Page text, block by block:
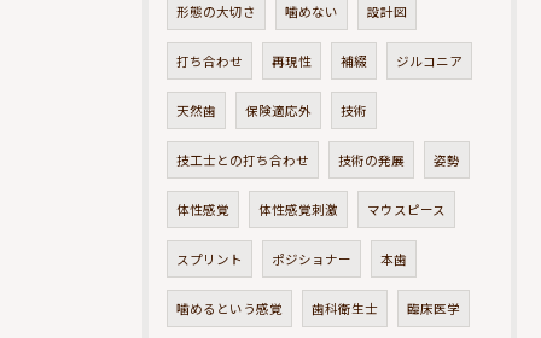
形態の大切さ 噛めない 設計図
打ち合わせ 再現性 補綴 ジルコニア
天然歯 保険適応外 技術
技工士との打ち合わせ 技術の発展 姿勢
体性感覚 体性感覚刺激 マウスピース
スプリント ポジショナー 本歯
噛めるという感覚 歯科衛生士 臨床医学